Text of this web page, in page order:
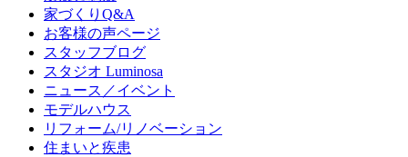
家づくりQ&A
お客様の声ページ
スタッフブログ
スタジオ Luminosa
ニュース／イベント
モデルハウス
リフォーム/リノベーション
住まいと疾患